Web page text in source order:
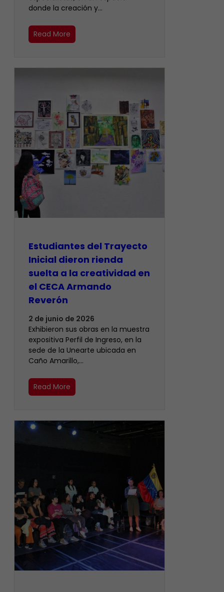
donde la creación y…
Read More
Estudiantes del Trayecto
Inicial dieron rienda
suelta a la creatividad en
el CECA Armando
Reverón
2 de junio de 2026
Exhibieron sus obras en la muestra
expositiva Perfil de Ingreso, en la
sede de la Unearte ubicada en
Caño Amarillo,…
Read More